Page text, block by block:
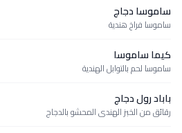
ساموسا دجاج
ساموسا فراخ هندية
كيما ساموسا
ساموسا لحم بالتوابل الهندية
باباد رول دجاج
رقائق من الخبز الهندى المحشو بالدجاج